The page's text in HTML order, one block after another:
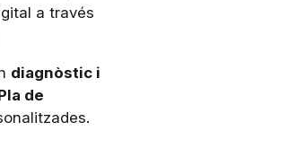
a través
diagnòstic i
de